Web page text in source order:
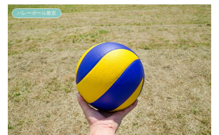
バレーボール教室